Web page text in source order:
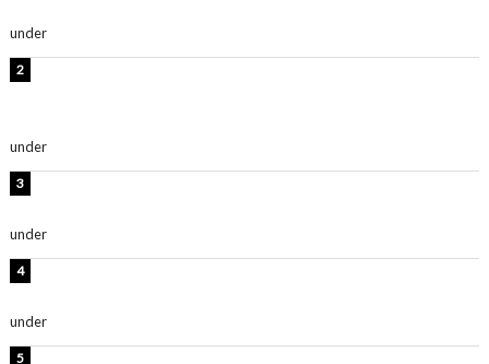
under
under
under
under